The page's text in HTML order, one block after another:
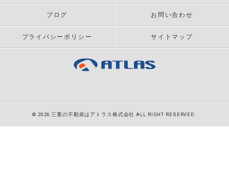
ブログ お問い合わせ
プライバシーポリシー サイトマップ
© 2026 三重の不動産はアトラス株式会社 ALL RIGHT RESERVED.